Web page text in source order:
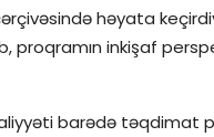
həyata
proqramın inkişaf
barədə